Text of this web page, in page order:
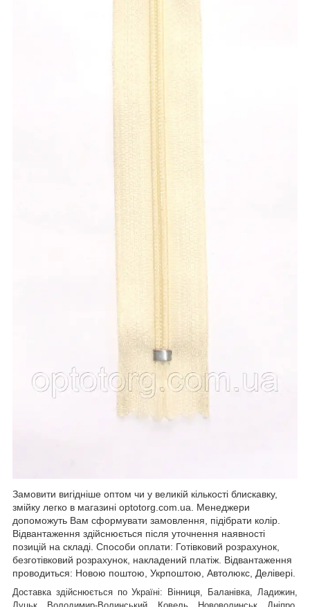
Замовити вигідніше оптом чи у великій кількості блискавку,
змійку легко в магазині optotorg.com.ua. Менеджери
допоможуть Вам сформувати замовлення, підібрати колір.
Відвантаження здійснюється після уточнення наявності
позицій на складі. Способи оплати: Готівковий розрахунок,
безготівковий розрахунок, накладений платіж. Відвантаження
проводиться: Новою поштою, Укрпоштою, Автолюкс, Делівері.
Доставка здійснюється по Україні: Вінниця, Баланівка, Ладижин,